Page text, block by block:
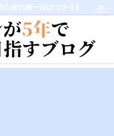
心者の第一歩はコチラ】